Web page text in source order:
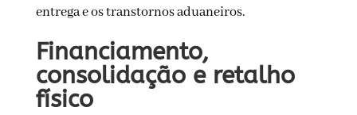
entrega e os transtornos aduaneiros.
Financiamento,
consolidação e retalho
físico